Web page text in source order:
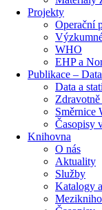
Projekty
Operační
WHO
EHP a
Publikace – Data
Data a
Směrnice
Časopisy
Knihovna
O nás
Aktuality
Služby
Katalogy